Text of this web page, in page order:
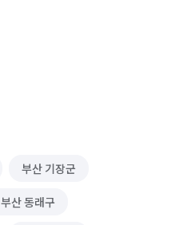
부산 기장군
부산 동래구